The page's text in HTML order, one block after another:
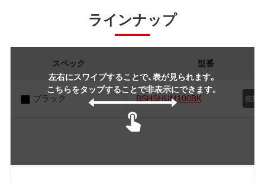
ラインナップ
左右にスワイプすることで、表が見られます。
こちらをタップすることで非表示にできます。
スペック 型番
ブラック BSHSHUM100BK